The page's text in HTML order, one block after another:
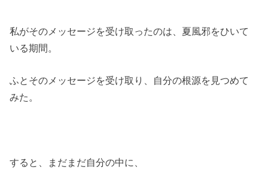
私がそのメッセージを受け取ったのは、夏風邪をひいて
いる期間。
ふとそのメッセージを受け取り、自分の根源を見つめて
みた。
すると、まだまだ自分の中に、